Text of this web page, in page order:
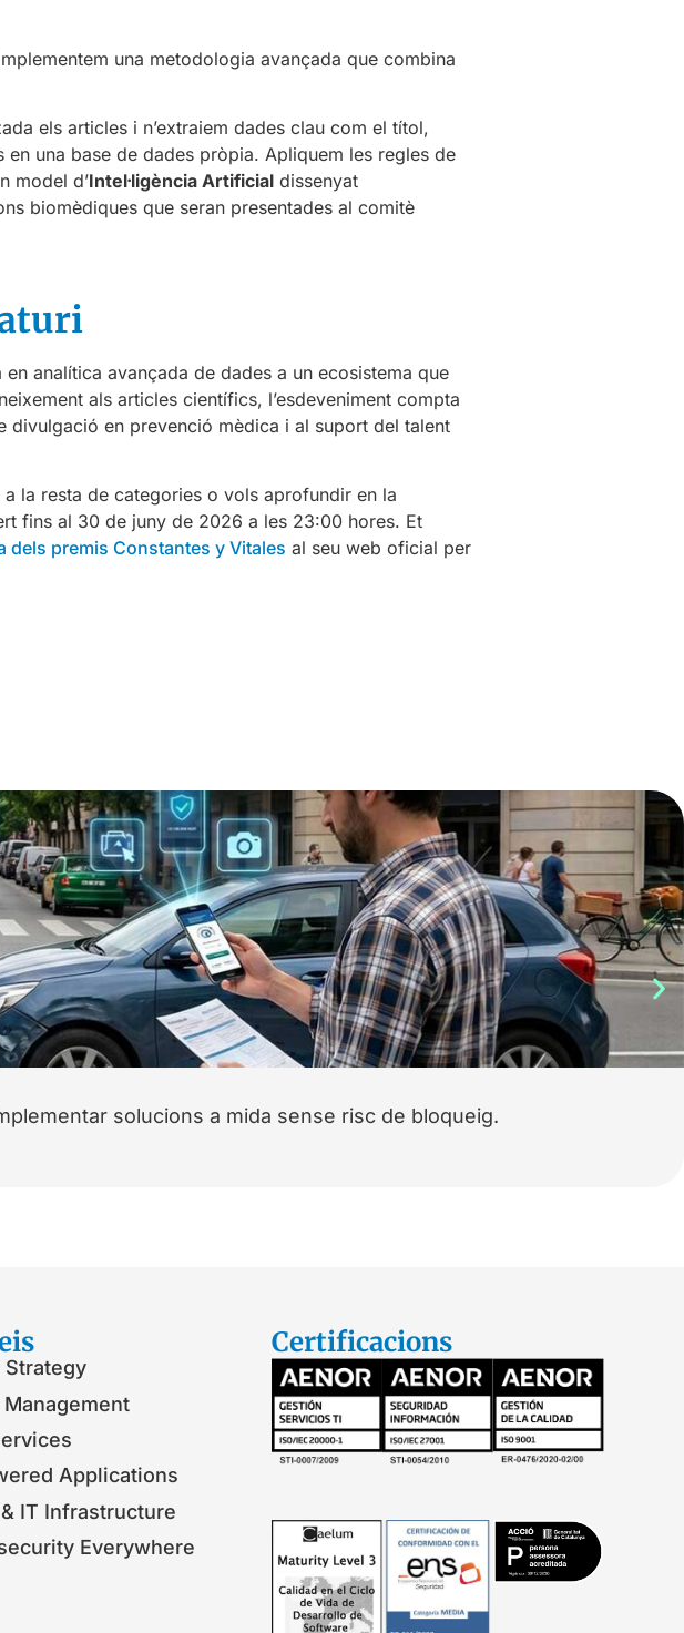
una metodologia avançada que combina
els articles i n’extraiem dades clau com el títol,
una base de dades pròpia. Apliquem les regles de
model d’Intel·ligència Artificial dissenyat
biomèdiques que seran presentades al comitè
analítica avançada de dades a un ecosistema que
als articles científics, l’esdeveniment compta
en prevenció mèdica i al suport del talent
la resta de categories o vols aprofundir en la
fins al 30 de juny de 2026 a les 23:00 hores. Et
dels premis Constantes y Vitales al seu web oficial per
solucions a mida sense risc de bloqueig.
Strategy
Applications
IT Infrastructure
Everywhere
Certificacions